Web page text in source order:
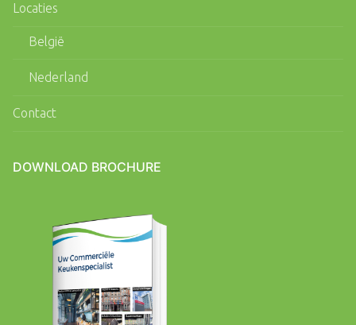
Locaties
België
Nederland
Contact
DOWNLOAD BROCHURE